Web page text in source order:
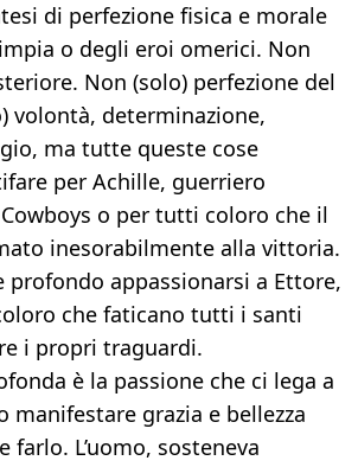
di perfezione fisica e morale
o degli eroi omerici. Non
Non (solo) perfezione del
volontà, determinazione,
ma tutte queste cose
per Achille, guerriero
o per tutti coloro che il
inesorabilmente alla vittoria.
profondo appassionarsi a Ettore,
che faticano tutti i santi
i propri traguardi.
è la passione che ci lega a
manifestare grazia e bellezza
farlo. L’uomo, sosteneva